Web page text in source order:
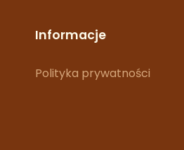
Informacje
Polityka prywatności